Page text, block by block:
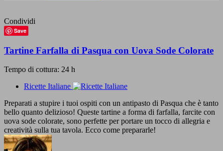
Condividi
Save
Tartine Farfalla di Pasqua con Uova Sode Colorate
Tempo di cottura: 24 h
Ricette Italiane
Preparati a stupire i tuoi ospiti con un antipasto di Pasqua che è tanto
bello quanto delizioso! Queste tartine a forma di farfalla, farcite con
uova sode colorate, sono perfette per portare un tocco di allegria e
creatività sulla tua tavola. Ecco come prepararle!